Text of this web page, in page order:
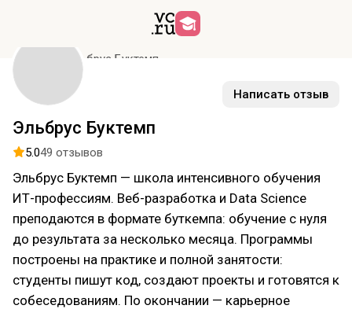
Курсы Эльбрус Буктемп
Написать отзыв
Эльбрус Буктемп
5.049 отзывов
Эльбрус Буктемп — школа интенсивного обучения
ИТ-профессиям. Веб-разработка и Data Science
преподаются в формате буткемпа: обучение с нуля
до результата за несколько месяца. Программы
построены на практике и полной занятости:
студенты пишут код, создают проекты и готовятся к
собеседованиям. По окончании — карьерное